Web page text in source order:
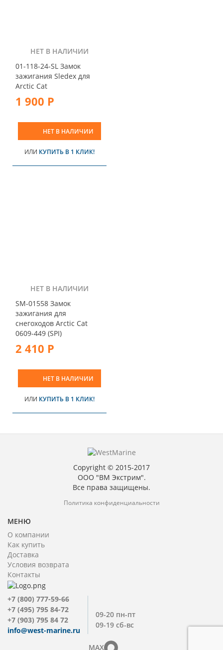
НЕТ В НАЛИЧИИ
01-118-24-SL Замок
зажигания Sledex для
Arctic Cat
1 900 Р
НЕТ В НАЛИЧИИ
ИЛИ КУПИТЬ В 1 КЛИК!
НЕТ В НАЛИЧИИ
SM-01558 Замок
зажигания для
снегоходов Arctic Cat
0609-449 (SPI)
2 410 Р
НЕТ В НАЛИЧИИ
ИЛИ КУПИТЬ В 1 КЛИК!
Copyright © 2015-2017
ООО "ВМ Экстрим".
Все права защищены.
Политика конфиденциальности
МЕНЮ
О компании
Как купить
Доставка
Условия возврата
Контакты
+7 (800) 777-59-66
+7 (495) 795 84-72
+7 (903) 795 84 72
info@west-marine.ru
09-20 пн-пт
09-19 сб-вс
MAX